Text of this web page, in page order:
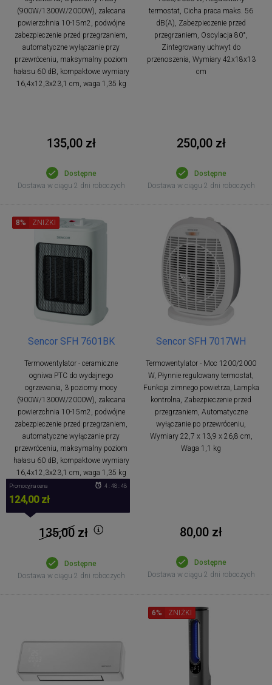
(900W/1300W/2000W), zalecana
powierzchnia 10-15m2, podwójne
zabezpieczenie przed przegrzaniem,
automatyczne wyłączanie przy
przewróceniu, maksymalny poziom
hałasu 60 dB, kompaktowe wymiary
16,4x12,3x23,1 cm, waga 1,35 kg
135,00 zł
Dostępne
Dostawa w ciągu 2 dni roboczych
termostat, Cicha praca maks. 56
dB(A), Zabezpieczenie przed
przegrzaniem, Oscylacja 80°,
Zintegrowany uchwyt do
przenoszenia, Wymiary 42x18x13
cm
250,00 zł
Dostępne
Dostawa w ciągu 2 dni roboczych
Sencor SFH 7601BK
Termowentylator - ceramiczne
ogniwa PTC do wydajnego
ogrzewania, 3 poziomy mocy
(900W/1300W/2000W), zalecana
powierzchnia 10-15m2, podwójne
zabezpieczenie przed przegrzaniem,
automatyczne wyłączanie przy
przewróceniu, maksymalny poziom
hałasu 60 dB, kompaktowe wymiary
16,4x12,3x23,1 cm, waga 1,35 kg
8% ZNIŻKI
Promocyjna cena
124,00 zł
4 : 48 : 48
135,00zł
Dostępne
Dostawa w ciągu 2 dni roboczych
Sencor SFH 7017WH
Termowentylator - Moc 1200/2000
W, Płynnie regulowany termostat,
Funkcja zimnego powietrza, Lampka
kontrolna, Zabezpieczenie przed
przegrzaniem, Automatyczne
wyłączanie po przewróceniu,
Wymiary 22,7 x 13,9 x 26,8 cm,
Waga 1,1 kg
80,00 zł
Dostępne
Dostawa w ciągu 2 dni roboczych
6% ZNIŻKI